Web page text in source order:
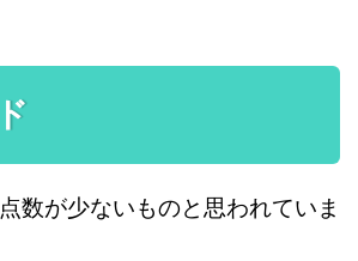
数が少ないものと思われていま